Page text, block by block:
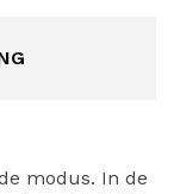
modus. In de